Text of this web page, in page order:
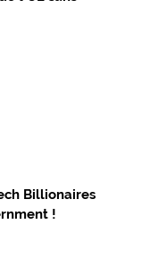
Billionaires
!